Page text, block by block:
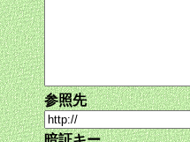
参照先